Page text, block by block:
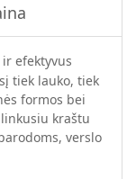
efektyvus
tiek lauko, tiek
formos bei
kraštu
verslo